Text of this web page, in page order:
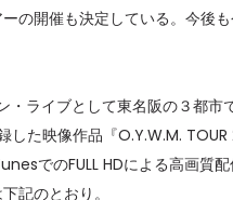
の開催も決定している。今後
ライブとして東名阪の３都市
た映像作品『O.Y.W.M.
でのFULL HDによる高画質
記のとおり。